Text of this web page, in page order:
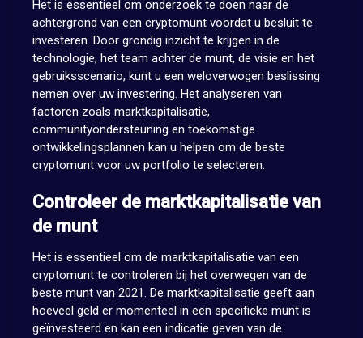
Het is essentieel om onderzoek te doen naar de
achtergrond van een cryptomunt voordat u besluit te
investeren. Door grondig inzicht te krijgen in de
technologie, het team achter de munt, de visie en het
gebruiksscenario, kunt u een weloverwogen beslissing
nemen over uw investering. Het analyseren van
factoren zoals marktkapitalisatie,
communityondersteuning en toekomstige
ontwikkelingsplannen kan u helpen om de beste
cryptomunt voor uw portfolio te selecteren.
Controleer de marktkapitalisatie van
de munt
Het is essentieel om de marktkapitalisatie van een
cryptomunt te controleren bij het overwegen van de
beste munt van 2021. De marktkapitalisatie geeft aan
hoeveel geld er momenteel in een specifieke munt is
geïnvesteerd en kan een indicatie geven van de